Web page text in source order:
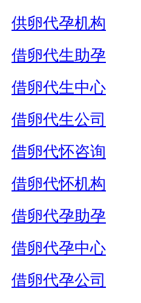
供卵代孕机构
借卵代生助孕
借卵代生中心
借卵代生公司
借卵代怀咨询
借卵代怀机构
借卵代孕助孕
借卵代孕中心
借卵代孕公司